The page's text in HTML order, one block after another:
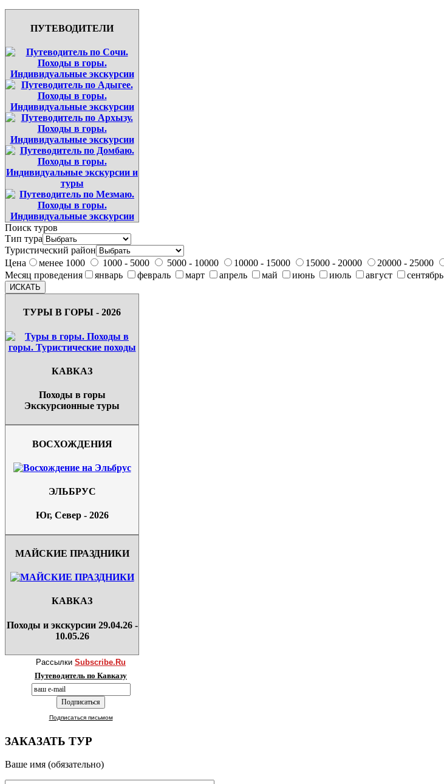
ПУТЕВОДИТЕЛИ
Поиск туров
Тип тура
Туристический район
Цена
менее 1000 1000 - 5000 5000 - 10000 10000 - 15000 15000 - 20000 20000 - 25000
Месяц проведения
январь февраль март апрель май июнь июль август сентябрь
ТУРЫ В ГОРЫ - 2026
КАВКАЗ
Походы в горы
Экскурсионные туры
ВОСХОЖДЕНИЯ
ЭЛЬБРУС
Юг, Север - 2026
МАЙСКИЕ ПРАЗДНИКИ
КАВКАЗ
Походы и экскурсии 29.04.26 -
10.05.26
Рассылки Subscribe.Ru
Путеводитель по Кавказу
Подписаться письмом
ЗАКАЗАТЬ ТУР
Ваше имя (обязательно)